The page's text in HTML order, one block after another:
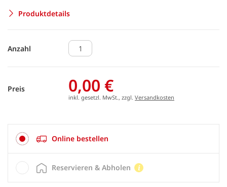
Produktdetails
Anzahl
Preis 0,00 €
inkl. gesetzl. MwSt., zzgl. Versandkosten
Online bestellen
Reservieren & Abholen